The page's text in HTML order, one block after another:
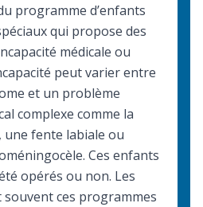
programme d’enfants
qui propose des
médicale ou
peut varier entre
et un problème
complexe comme la
une fente labiale ou
Ces enfants
opérés ou non. Les
ces programmes